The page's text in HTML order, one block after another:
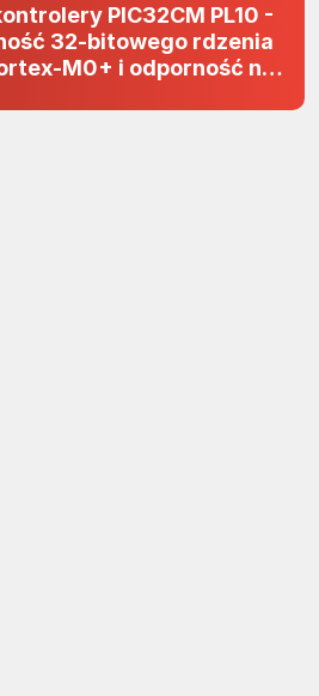
PIC32CM PL10 -
32-bitowego rdzenia
M0+ i odporność na